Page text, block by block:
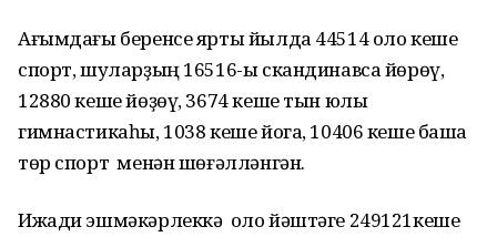
Ағымдағы беренсе ярты йылда 44514 оло кеше
спорт, шуларҙың 16516-ы скандинавса йөрөү,
12880 кеше йөҙөү, 3674 кеше тын юлы
гимнастикаһы, 1038 кеше йога, 10406 кеше башҡа
төр спорт менән шөғәлләнгән.
Ижади эшмәкәрлеккә оло йәштәге 249121кеше